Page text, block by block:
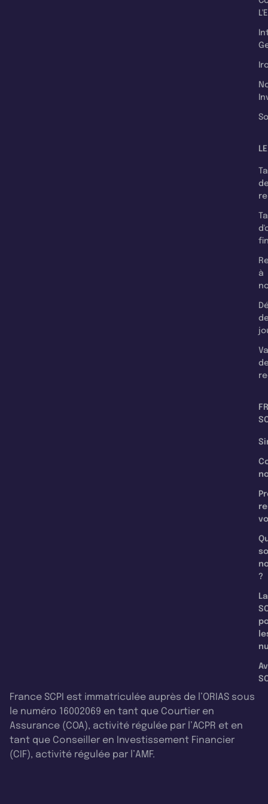
à
?
La
France SCPI est immatriculée auprès de l’ORIAS sous
le numéro 16002069 en tant que Courtier en
Assurance (COA), activité régulée par l’ACPR et en
tant que Conseiller en Investissement Financier
(CIF), activité régulée par l’AMF.